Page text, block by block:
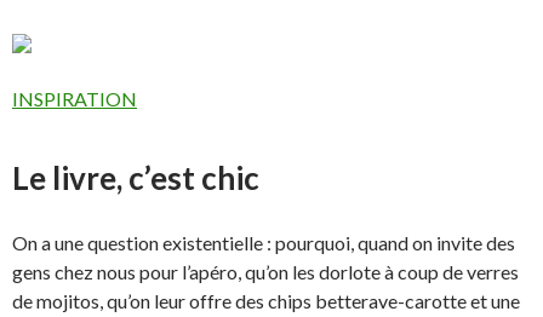
INSPIRATION
Le livre, c’est chic
On a une question existentielle : pourquoi, quand on invite des
gens chez nous pour l’apéro, qu’on les dorlote à coup de verres
de mojitos, qu’on leur offre des chips betterave-carotte et une